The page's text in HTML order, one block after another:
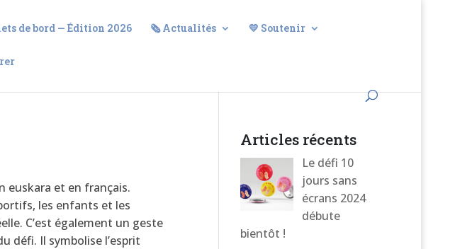
de bord — Édition 2026 🗞️ Actualités 💛 Soutenir
euskara et en français.
les enfants et les
C’est également un geste
défi. Il symbolise l’esprit
Articles récents
Le défi 10
jours sans
écrans 2024
débute
bientôt !